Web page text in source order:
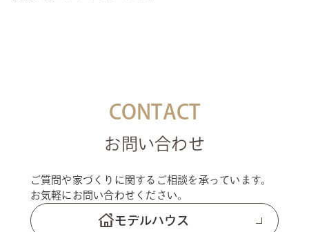
CONTACT
お問い合わせ
ご質問や家づくりに関するご相談を承っています。
お気軽にお問い合わせください。
モデルハウス